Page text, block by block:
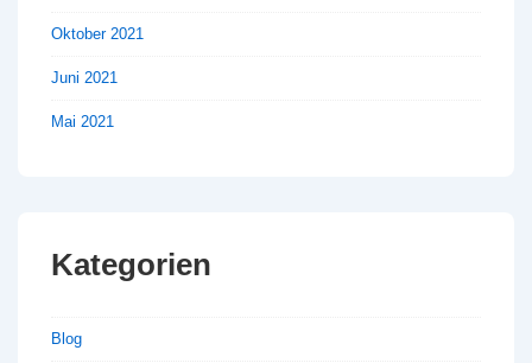
Oktober 2021
Juni 2021
Mai 2021
Kategorien
Blog